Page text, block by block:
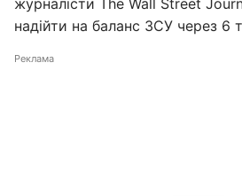
журналісти The Wall Street
надійти на баланс ЗСУ через 6
Реклама